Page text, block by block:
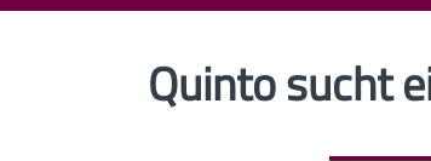
Quinto sucht